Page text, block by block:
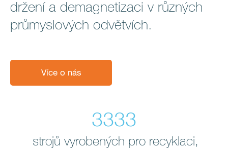
držení a demagnetizaci v různých
průmyslových odvětvích.
Více o nás
3333
strojů vyrobených pro recyklaci,